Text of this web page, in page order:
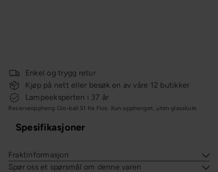
Enkel og trygg retur
Kjøp på nett eller besøk en av våre 12 butikker
Lampeeksperten i 37 år
Reserveoppheng Glo-ball S1 fra Flos. Kun opphenget, uten glasskule.
Spesifikasjoner
Fraktinformasjon
Spør oss et spørsmål om denne varen